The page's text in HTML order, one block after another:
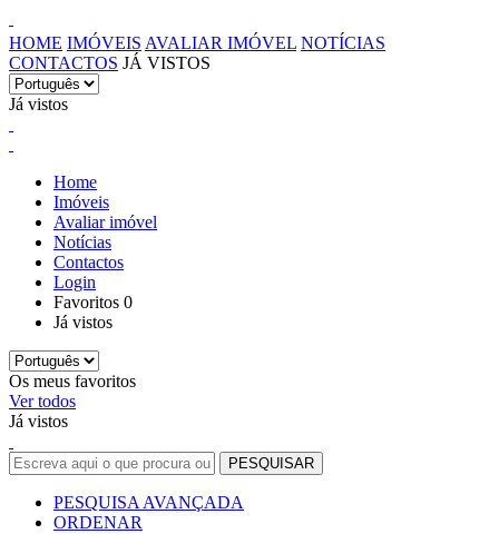
HOME IMÓVEIS AVALIAR IMÓVEL NOTÍCIAS
CONTACTOS JÁ VISTOS
Já vistos
Home
Imóveis
Avaliar imóvel
Notícias
Contactos
Login
Favoritos 0
Já vistos
Os meus favoritos
Ver todos
Já vistos
PESQUISA AVANÇADA
ORDENAR